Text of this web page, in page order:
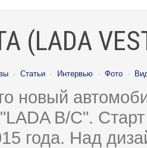
(LADA
· Статьи · Интервью · Фото ·
новый
B/C".
года. Над